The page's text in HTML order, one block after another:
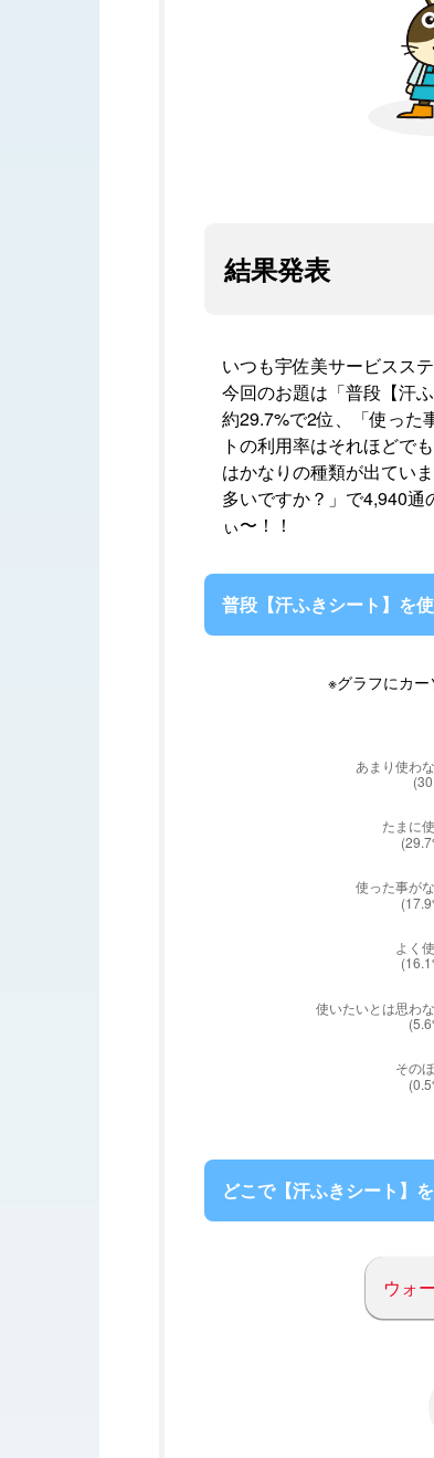
結果発表
いつも宇佐美サービスス
今回のお題は「普段【汗
約29.7%で2位、「使った
トの利用率はそれほどで
はかなりの種類が出てい
多いですか？」で4,940
ぃ〜！！
普段【汗ふきシート】を
※グラフにカ
どこで【汗ふきシート】
ウォ